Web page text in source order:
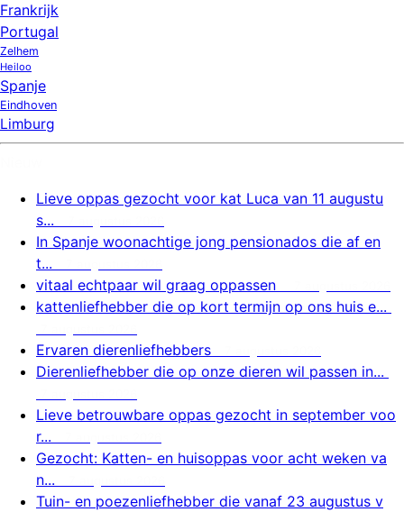
Frankrijk
Portugal
Zelhem
Heiloo
Spanje
Eindhoven
Limburg
Lieve oppas gezocht voor kat Luca van 11 augustu
s...
In Spanje woonachtige jong pensionados die af en
t...
vitaal echtpaar wil graag oppassen
kattenliefhebber die op kort termijn op ons huis e...
Ervaren dierenliefhebbers
Dierenliefhebber die op onze dieren wil passen in...
Lieve betrouwbare oppas gezocht in september voo
r...
Gezocht: Katten- en huisoppas voor acht weken va
n...
Tuin- en poezenliefhebber die vanaf 23 augustus v